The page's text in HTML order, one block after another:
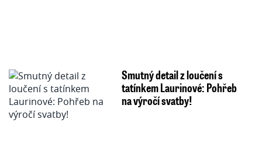
Smutný detail z loučení s
tatínkem Laurinové: Pohřeb
na výročí svatby!